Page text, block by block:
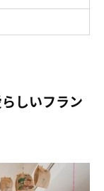
しいフラン